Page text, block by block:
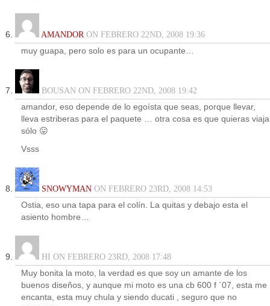
AMANDORON FEBRERO 22ND, 2008 19:36
muy guapa, pero solo es para un ocupante…
BOUSAN ON FEBRERO 22ND, 2008 19:42
amandor, eso depende de lo egoísta que seas, porque llevar,
lleva estriberas para el paquete … otra cosa es que quieras
sólo 😛
Vsss
SNOWYMAN ON FEBRERO 23RD, 2008 14:53
Ostia, eso una tapa para el colín. La quitas y debajo esta el
asiento hombre…
HI ON FEBRERO 23RD, 2008 17:48
Muy bonita la moto, la verdad es que soy un amante de los
buenos diseños, y aunque mi moto es una cb 600 f ´07, esta me
encanta, esta muy chula y siendo ducati , seguro que no